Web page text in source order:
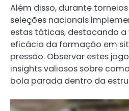
Além disso, durante
seleções nacionais
estas táticas, destacando
eficácia da formação em
pressão. Observar estes
insights valiosos sobre
bola parada dentro da